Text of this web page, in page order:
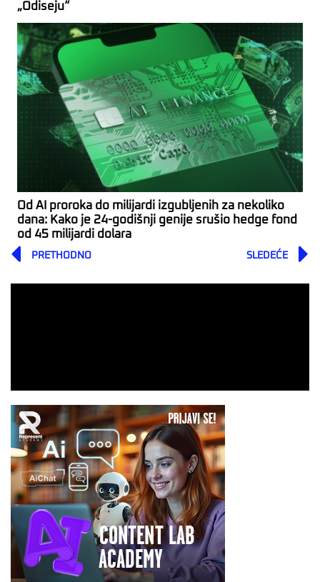
„Odiseju“
Od AI proroka do milijardi izgubljenih za nekoliko
dana: Kako je 24-godišnji genije srušio hedge fond
od 45 milijardi dolara
Prev
PRETHODNO SLEDEĆE